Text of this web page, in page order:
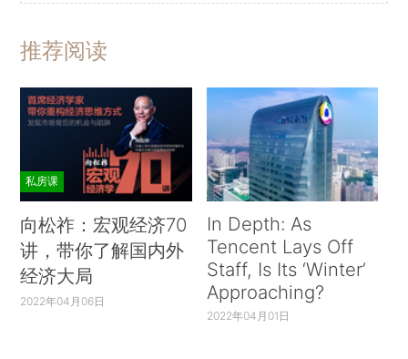
推荐阅读
私房课
向松祚：宏观经济70
讲，带你了解国内外
经济大局
2022年04月06日
In Depth: As
Tencent Lays Off
Staff, Is Its ‘Winter’
Approaching?
2022年04月01日